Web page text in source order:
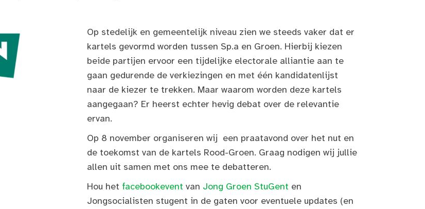
Op stedelijk en gemeentelijk niveau zien we steeds vaker dat er
kartels gevormd worden tussen Sp.a en Groen. Hierbij kiezen
beide partijen ervoor een tijdelijke electorale alliantie aan te
gaan gedurende de verkiezingen en met één kandidatenlijst
naar de kiezer te trekken. Maar waarom worden deze kartels
aangegaan? Er heerst echter hevig debat over de relevantie
ervan.
Op 8 november organiseren wij een praatavond over het nut en
de toekomst van de kartels Rood-Groen. Graag nodigen wij jullie
allen uit samen met ons mee te debatteren.
Hou het facebookevent van Jong Groen StuGent en
Jongsocialisten stugent in de gaten voor eventuele updates (en